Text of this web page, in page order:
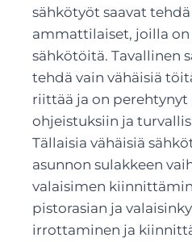
sähkötyöt saavat
ammattilaiset, joilla on
sähkötöitä. Tavallinen
tehdä vain vähäisiä
riittää ja on perehtynyt
ohjeistuksiin ja
Tällaisia vähäisiä
asunnon sulakkeen
valaisimen
pistorasian ja
irrottaminen ja